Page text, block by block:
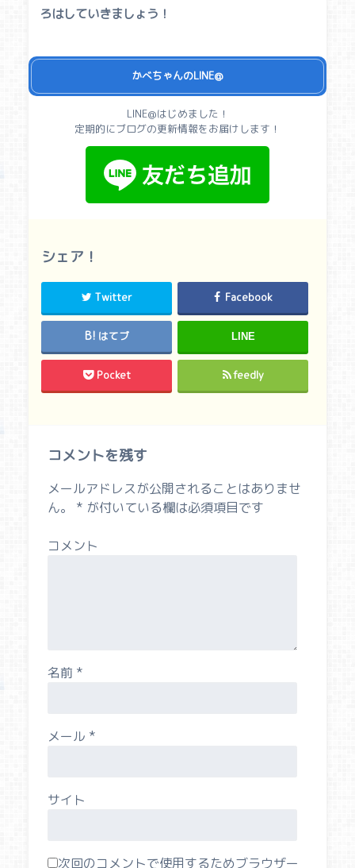
ろはしていきましょう！
かべちゃんのLINE@
LINE@はじめました！
定期的にブログの更新情報をお届けします！
シェア！
Twitter Facebook
はてブ LINE
Pocket feedly
コメントを残す
メールアドレスが公開されることはありませ
ん。
* が付いている欄は必須項目です
コメント
名前 *
メール *
サイト
次回のコメントで使用するためブラウザー